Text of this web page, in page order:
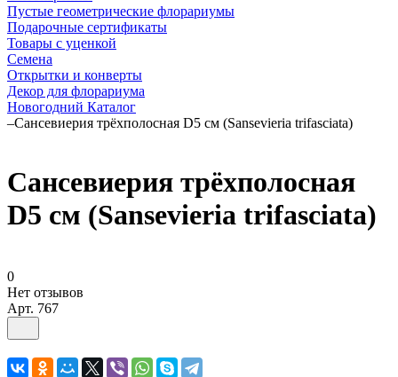
Пустые геометрические флорариумы
Подарочные сертификаты
Товары с уценкой
Семена
Открытки и конверты
Декор для флорариума
Новогодний Каталог
–Сансевиерия трёхполосная D5 см (Sansevieria trifasciata)
Сансевиерия трёхполосная
D5 см (Sansevieria trifasciata)
0
Нет отзывов
Арт. 767